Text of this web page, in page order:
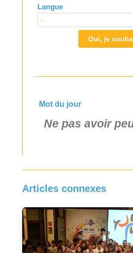
Langue
Oui, je
Mot du jour
Ne pas avoir
Articles connexes